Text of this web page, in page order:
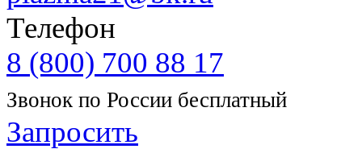
Телефон
8 (800) 700 88 17
Звонок по России бесплатный
Запросить